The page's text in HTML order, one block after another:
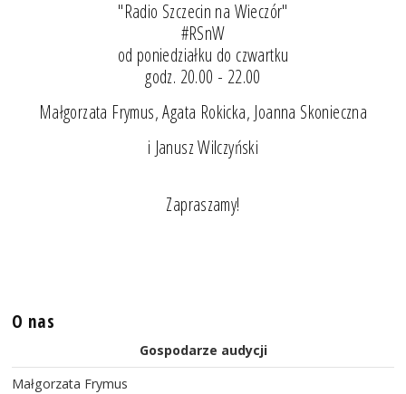
"Radio Szczecin na Wieczór"
#RSnW
od poniedziałku do czwartku
godz. 20.00 - 22.00
Małgorzata Frymus, Agata Rokicka, Joanna Skonieczna
i Janusz Wilczyński
Zapraszamy!
O nas
Gospodarze audycji
Małgorzata Frymus